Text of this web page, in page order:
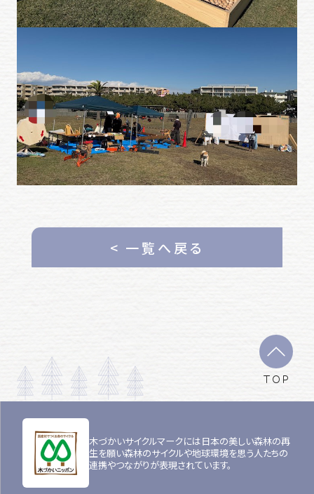
< 一覧へ戻る
TOP
木づかいサイクルマークには日本の美しい森林の再
生を願い森林のサイクルや地球環境を思う人たちの
連携やつながりが表現されています。